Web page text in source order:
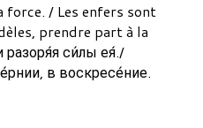
force. / Les enfers sont
prendre part à la
си́лы ея́./
в воскресе́ние.